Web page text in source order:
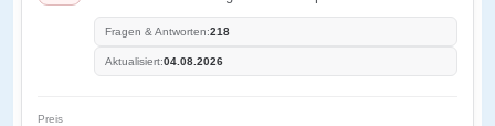
Fragen & Antworten:218
Aktualisiert:04.08.2026
Preis